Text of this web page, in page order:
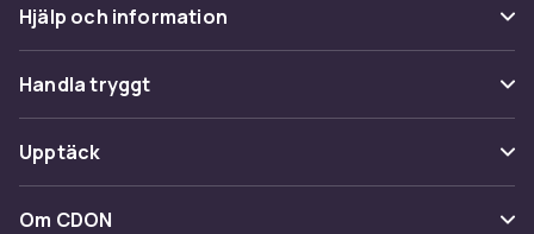
Hjälp och information
Vanliga frågor
Spåra paket
Ångra & Returnera här
Kundservice
Handla tryggt
Betalning
Leverans
Upptäck
Kategorier
Om CDON